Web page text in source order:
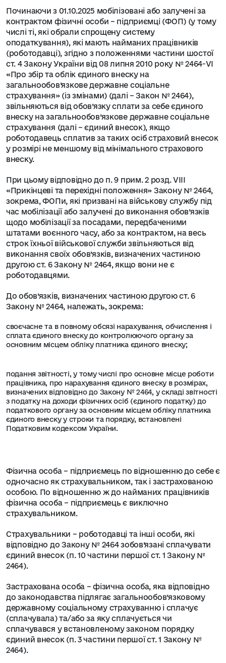
Починаючи з 01.10.2025 мобілізовані або залучені за
контрактом фізичні особи – підприємці (ФОП) (у тому
числі ті, які обрали спрощену систему
оподаткування), які мають найманих працівників
(роботодавці), згідно з положеннями частини шостої
ст. 4 Закону України від 08 липня 2010 року № 2464-VI
«Про збір та облік єдиного внеску на
загальнообов’язкове державне соціальне
страхування» (із змінами) (далі – Закон № 2464),
звільняються від обов’язку сплати за себе єдиного
внеску на загальнообов’язкове державне соціальне
страхування (далі – єдиний внесок), якщо
роботодавець сплатив за таких осіб страховий внесок
у розмірі не меншому від мінімального страхового
внеску.
При цьому відповідно до п. 9 прим. 2 розд. VIII
«Прикінцеві та перехідні положення» Закону № 2464,
зокрема, ФОПи, які призвані на військову службу під
час мобілізації або залучені до виконання обов’язків
щодо мобілізації за посадами, передбаченими
штатами воєнного часу, або за контрактом, на весь
строк їхньої військової служби звільняються від
виконання своїх обов’язків, визначених частиною
другою ст. 6 Закону № 2464, якщо вони не є
роботодавцями.
До обов’язків, визначених частиною другою ст. 6
Закону № 2464, належать, зокрема:
своєчасне та в повному обсязі нарахування, обчислення і
сплата єдиного внеску до контролюючого органу за
основним місцем обліку платника єдиного внеску;
подання звітності, у тому числі про основне місце роботи
працівника, про нарахування єдиного внеску в розмірах,
визначених відповідно до Закону № 2464, у складі звітності
з податку на доходи фізичних осіб (єдиного податку) до
податкового органу за основним місцем обліку платника
єдиного внеску у строки та порядку, встановлені
Податковим кодексом України.
Фізична особа – підприємець по відношенню до себе є
одночасно як страхувальником, так і застрахованою
особою. По відношенню ж до найманих працівників
фізична особа – підприємець є виключно
страхувальником.
Страхувальники – роботодавці та інші особи, які
відповідно до Закону № 2464 зобов’язані сплачувати
єдиний внесок (п. 10 частини першої ст. 1 Закону №
2464).
Застрахована особа – фізична особа, яка відповідно
до законодавства підлягає загальнообов’язковому
державному соціальному страхуванню і сплачує
(сплачувала) та/або за яку сплачується чи
сплачувався у встановленому законом порядку
єдиний внесок (п. 3 частини першої ст. 1 Закону №
2464).